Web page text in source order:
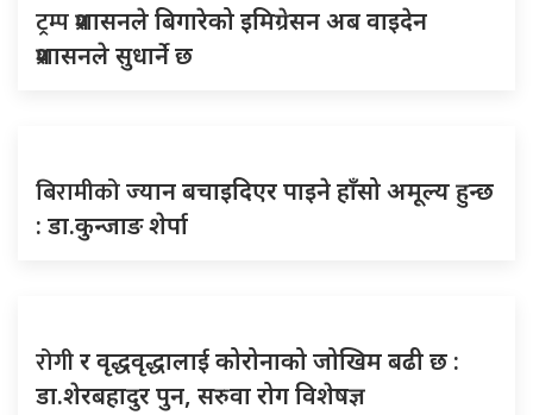
ट्रम्पप्रशासनले बिगारेको इमिग्रेसन अब वाइदेन
प्रशासनले सुधार्ने छ
बिरामीकोज्यान बचाइदिएर पाइने हाँसो अमूल्य हुन्छ
: डा.कुन्जाङ शेर्पा
रोगीर वृद्धवृद्धालाई कोरोनाको जोखिम बढी छ :
डा.शेरबहादुर पुन, सरुवा रोग विशेषज्ञ